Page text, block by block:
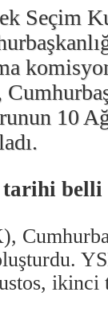
Seçim
10
tarihi
ikinci